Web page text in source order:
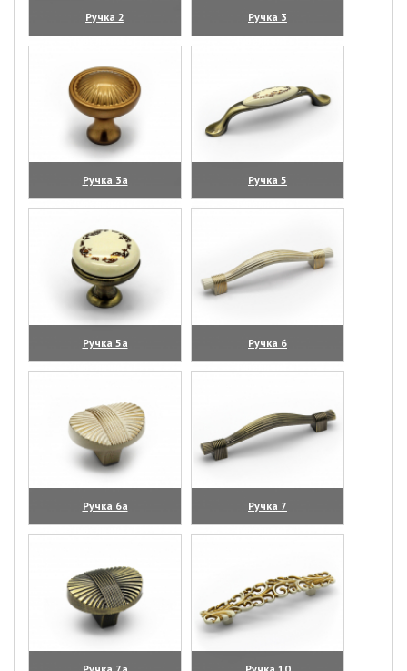
Ручка 2
(увеличить)
Ручка 3
(увеличить)
Ручка 3а
(увеличить)
Ручка 5
(увеличить)
Ручка 5а
(увеличить)
Ручка 6
(увеличить)
Ручка 6а
(увеличить)
Ручка 7
(увеличить)